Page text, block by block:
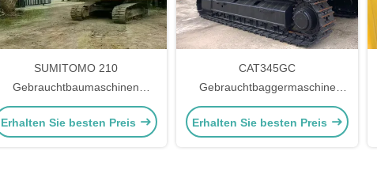
SUMITOMO 210
Gebrauchtbaumaschinen
Kraftstoffeffizienter alter Bagger
für Straßen
Erhalten Sie besten Preis
CAT345GC
Gebrauchtbaggermaschine
Bautechnik Alte Bagger
Erhalten Sie besten Preis